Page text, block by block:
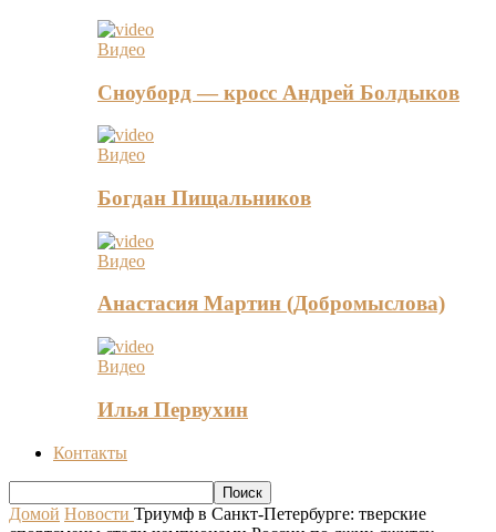
Видео
Сноуборд — кросс Андрей Болдыков
Видео
Богдан Пищальников
Видео
Анастасия Мартин (Добромыслова)
Видео
Илья Первухин
Контакты
Домой Новости Триумф в Санкт-Петербурге: тверские